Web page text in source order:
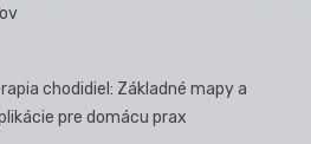
chodidiel: Základné mapy a
pre domácu prax